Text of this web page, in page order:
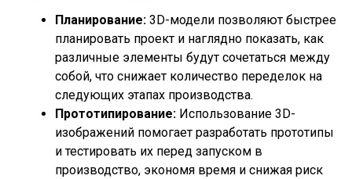
Планирование: 3D-модели позволяют быстрее
планировать проект и наглядно показать, как
различные элементы будут сочетаться между
собой, что снижает количество переделок на
следующих этапах производства.
Прототипирование: Использование 3D-
изображений помогает разработать прототипы
и тестировать их перед запуском в
производство, экономя время и снижая риск